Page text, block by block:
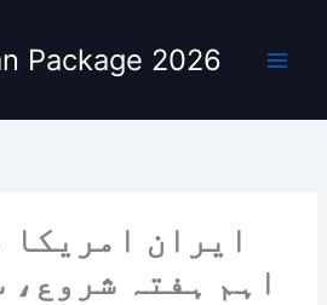
Package 2026
ایران امریکا
اہم ہفتہ شروع،